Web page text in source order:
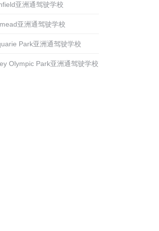
亚洲通驾驶学校
亚洲通驾驶学校
Park亚洲通驾驶学校
Olympic Park亚洲通驾驶学校